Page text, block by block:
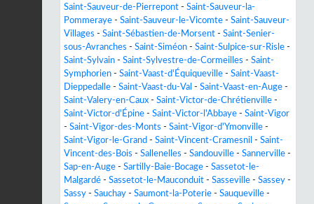
Saint-Sauveur-de-Pierrepont - Saint-Sauveur-la-
Pommeraye - Saint-Sauveur-le-Vicomte - Saint-Sauveur-
Villages - Saint-Sébastien-de-Morsent - Saint-Senier-
sous-Avranches - Saint-Siméon - Saint-Sulpice-sur-Risle -
Saint-Sylvain - Saint-Sylvestre-de-Cormeilles - Saint-
Symphorien - Saint-Vaast-d'Équiqueville - Saint-Vaast-
Dieppedalle - Saint-Vaast-du-Val - Saint-Vaast-en-Auge -
Saint-Valery-en-Caux - Saint-Victor-de-Chrétienville -
Saint-Victor-d'Épine - Saint-Victor-l'Abbaye - Saint-Vigor
- Saint-Vigor-des-Monts - Saint-Vigor-d'Ymonville -
Saint-Vigor-le-Grand - Saint-Vincent-Cramesnil - Saint-
Vincent-des-Bois - Sallenelles - Sandouville - Sannerville -
Sap-en-Auge - Sartilly-Baie-Bocage - Sassetot-le-
Malgardé - Sassetot-le-Mauconduit - Sasseville - Sassey -
Sassy - Sauchay - Saumont-la-Poterie - Sauqueville -